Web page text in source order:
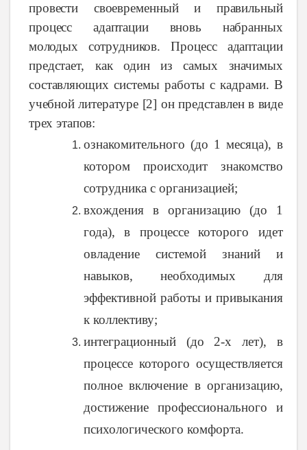
провести
своевременныйи правильный
процесс
адаптации вновь
набранных
молодых
сотрудников. Процесс адаптации
предстает, как одинизсамых
значимых
составляющих системы работыс кадрами.В
учебной литературе [2] он представлен в виде
трех этапов:
ознакомительного (до 1 месяца), в
котором происходит знакомство
сотрудника с организацией;
вхождения в организацию (до 1
года), в процессе которого идет
овладение системой знаний и
навыков, необходимых для
эффективной работы и привыкания
к коллективу;
интеграционный (до 2-х лет), в
процессе которого осуществляется
полное включение в организацию,
достижение профессионального и
психологического комфорта.